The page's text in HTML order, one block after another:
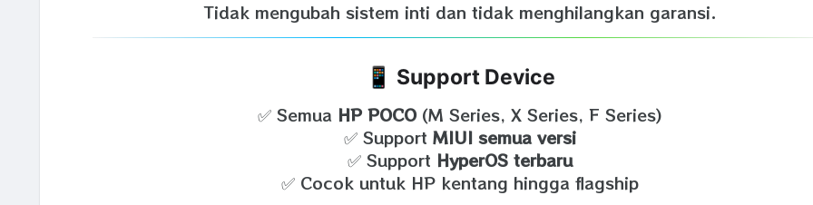
Tidak mengubah sistem inti dan tidak menghilangkan garansi.
📱 Support Device
✅ Semua HP POCO(M Series, X Series, F Series)
✅ Support MIUI semua versi
✅ Support HyperOS terbaru
✅ Cocok untuk HP kentang hingga flagship